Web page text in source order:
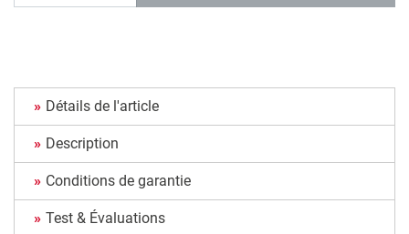
Détails de l'article
Description
Conditions de garantie
Test & Évaluations